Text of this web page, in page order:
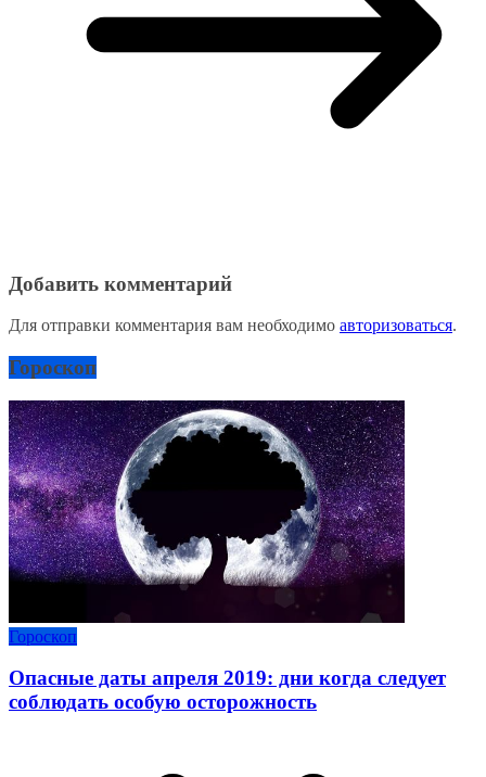
Добавить комментарий
Для отправки комментария вам необходимо авторизоваться.
Гороскоп
Гороскоп
Опасные даты апреля 2019: дни когда следует
соблюдать особую осторожность